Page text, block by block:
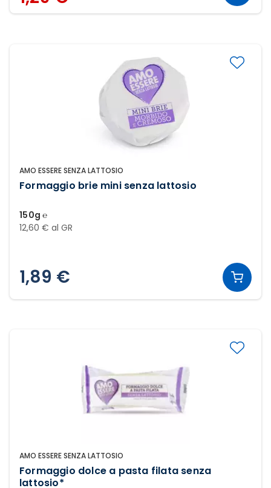
AMO ESSERE SENZA LATTOSIO
Formaggio brie mini senza lattosio
150g ℮
12,60 € al GR
1,89 €
AMO ESSERE SENZA LATTOSIO
Formaggio dolce a pasta filata senza
lattosio*